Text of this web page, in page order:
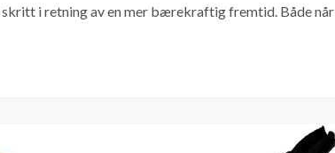
i retning av en mer bærekraftig fremtid. Både når